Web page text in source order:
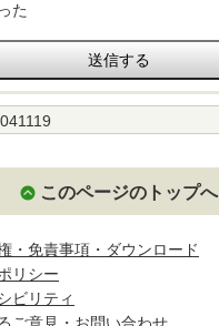
た
このページのトップへ
・免責事項・ダウンロード
リシー
ビリティ